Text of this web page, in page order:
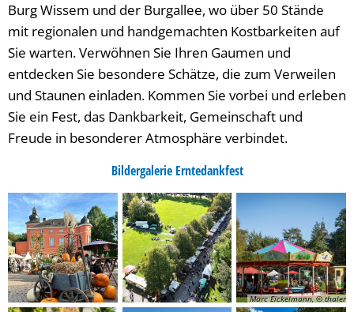
Burg Wissem und der Burgallee, wo über 50 Stände
mit regionalen und handgemachten Kostbarkeiten auf
Sie warten. Verwöhnen Sie Ihren Gaumen und
entdecken Sie besondere Schätze, die zum Verweilen
und Staunen einladen. Kommen Sie vorbei und erleben
Sie ein Fest, das Dankbarkeit, Gemeinschaft und
Freude in besonderer Atmosphäre verbindet.
Bildergalerie Erntedankfest
Marc Eickelmann, © thaler